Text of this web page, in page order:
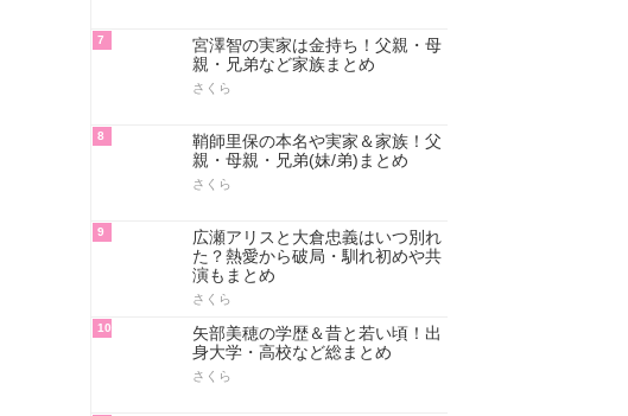
7
宮澤智の実家は金持ち！父親・母
親・兄弟など家族まとめ
さくら
8
鞘師里保の本名や実家＆家族！父
親・母親・兄弟(妹/弟)まとめ
さくら
9
広瀬アリスと大倉忠義はいつ別れ
た？熱愛から破局・馴れ初めや共
演もまとめ
さくら
10
矢部美穂の学歴＆昔と若い頃！出
身大学・高校など総まとめ
さくら